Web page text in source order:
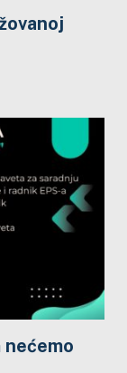
nećemo